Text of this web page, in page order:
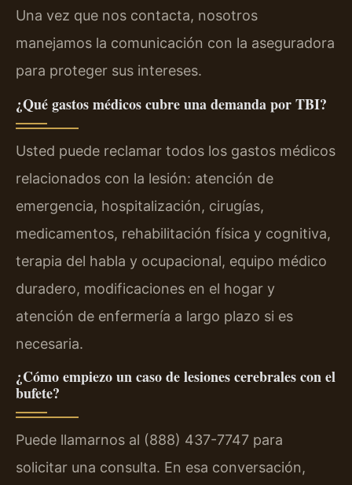
Una vez que nos contacta, nosotros
manejamos la comunicación con la aseguradora
para proteger sus intereses.
¿Qué gastos médicos cubre una demanda por TBI?
Usted puede reclamar todos los gastos médicos
relacionados con la lesión: atención de
emergencia, hospitalización, cirugías,
medicamentos, rehabilitación física y cognitiva,
terapia del habla y ocupacional, equipo médico
duradero, modificaciones en el hogar y
atención de enfermería a largo plazo si es
necesaria.
¿Cómo empiezo un caso de lesiones cerebrales con el
bufete?
Puede llamarnos al (888) 437-7747 para
solicitar una consulta. En esa conversación,